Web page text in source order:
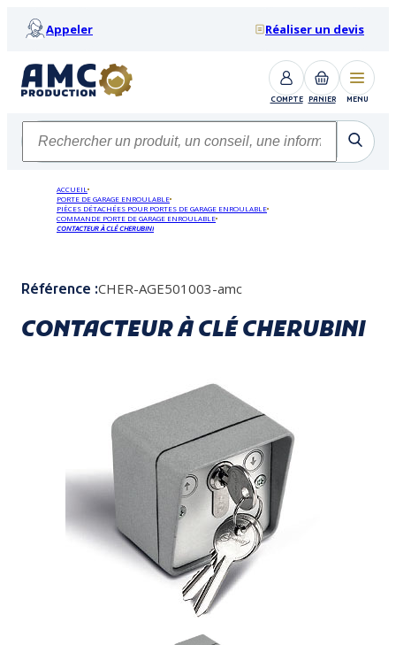
Appeler Réaliser un devis
COMPTE PANIER MENU
ACCUEIL
PORTE DE GARAGE ENROULABLE
PIÈCES DÉTACHÉES POUR PORTES DE GARAGE ENROULABLE
COMMANDE PORTE DE GARAGE ENROULABLE
CONTACTEUR À CLÉ CHERUBINI
Référence :CHER-AGE501003-amc
CONTACTEUR À CLÉ CHERUBINI